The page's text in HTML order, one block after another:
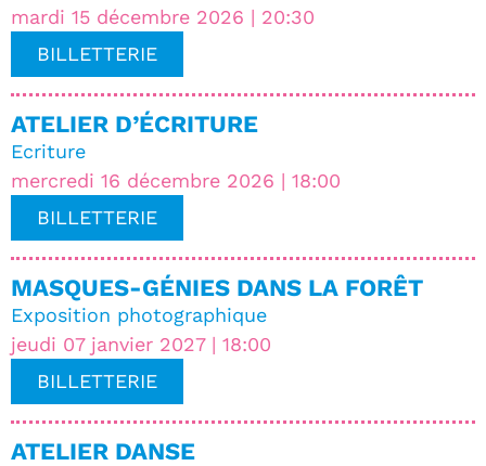
mardi 15 décembre 2026 | 20:30
BILLETTERIE
mercredi 16 décembre 2026 | 18:00
ATELIER D’ÉCRITURE
Ecriture
BILLETTERIE
jeudi 07 janvier 2027 | 18:00
MASQUES-GÉNIES DANS LA FORÊT
Exposition photographique
BILLETTERIE
ATELIER DANSE